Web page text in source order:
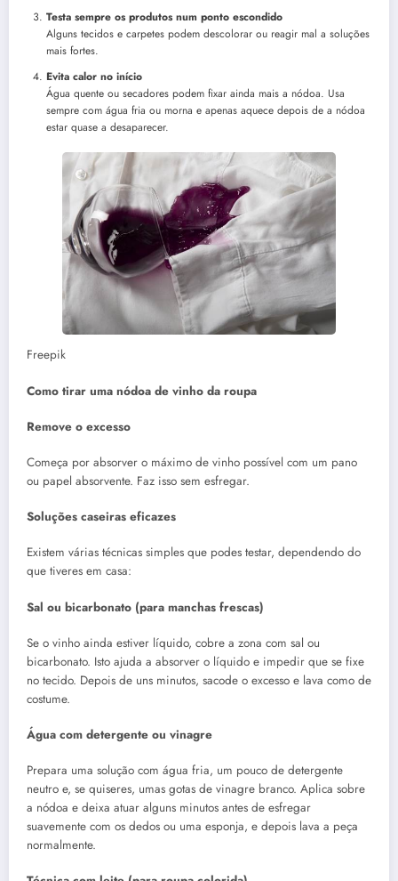
Testa sempre os produtos num ponto escondido
Alguns tecidos e carpetes podem descolorar ou reagir mal a soluções
mais fortes.
Evita calor no início
Água quente ou secadores podem fixar ainda mais a nódoa. Usa
sempre com água fria ou morna e apenas aquece depois de a nódoa
estar quase a desaparecer.
Freepik
Como tirar uma nódoa de vinho da roupa
Remove o excesso
Começa por absorver o máximo de vinho possível com um pano
ou papel absorvente. Faz isso sem esfregar.
Soluções caseiras eficazes
Existem várias técnicas simples que podes testar, dependendo do
que tiveres em casa:
Sal ou bicarbonato (para manchas frescas)
Se o vinho ainda estiver líquido, cobre a zona com sal ou
bicarbonato. Isto ajuda a absorver o líquido e impedir que se fixe
no tecido. Depois de uns minutos, sacode o excesso e lava como de
costume.
Água com detergente ou vinagre
Prepara uma solução com água fria, um pouco de detergente
neutro e, se quiseres, umas gotas de vinagre branco. Aplica sobre
a nódoa e deixa atuar alguns minutos antes de esfregar
suavemente com os dedos ou uma esponja, e depois lava a peça
normalmente.